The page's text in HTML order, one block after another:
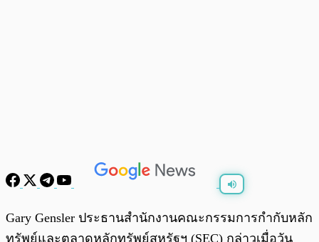
/ 0:00
Gary Gensler ประธานสำนักงานคณะกรรมการกำกับหลัก
ทรัพย์และตลาดหลักทรัพย์สหรัฐฯ (SEC) กล่าวเมื่อวัน